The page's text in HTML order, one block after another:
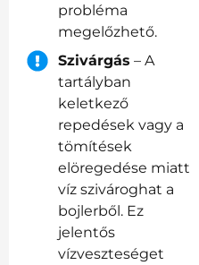
probléma
megelőzhető.
Szivárgás – A
tartályban
keletkező
repedések vagy a
tömítések
elöregedése miatt
víz szivároghat a
bojlerből. Ez
jelentős
vízveszteséget